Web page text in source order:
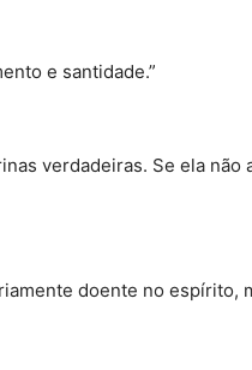
e santidade.”
verdadeiras. Se ela
doente no espírito,